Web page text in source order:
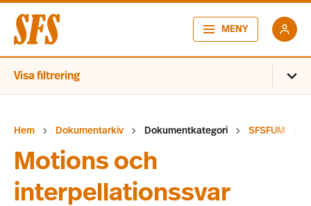
MENY
Visa filtrering
Hem Dokumentarkiv Dokumentkategori SFSFUM
Motions och
interpellationssvar